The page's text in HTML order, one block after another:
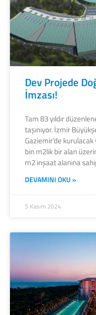
Dev Projede
İmzası!
Tam 83 yıldır
taşınıyor. İzmir
Gaziemir’de
bin m2lik bir alan
m2 inşaat alanına
DEVAMINI OKU »
5 Kasım 2024